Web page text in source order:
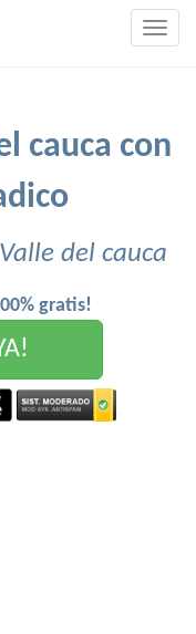
cauca con
del cauca
gratis!